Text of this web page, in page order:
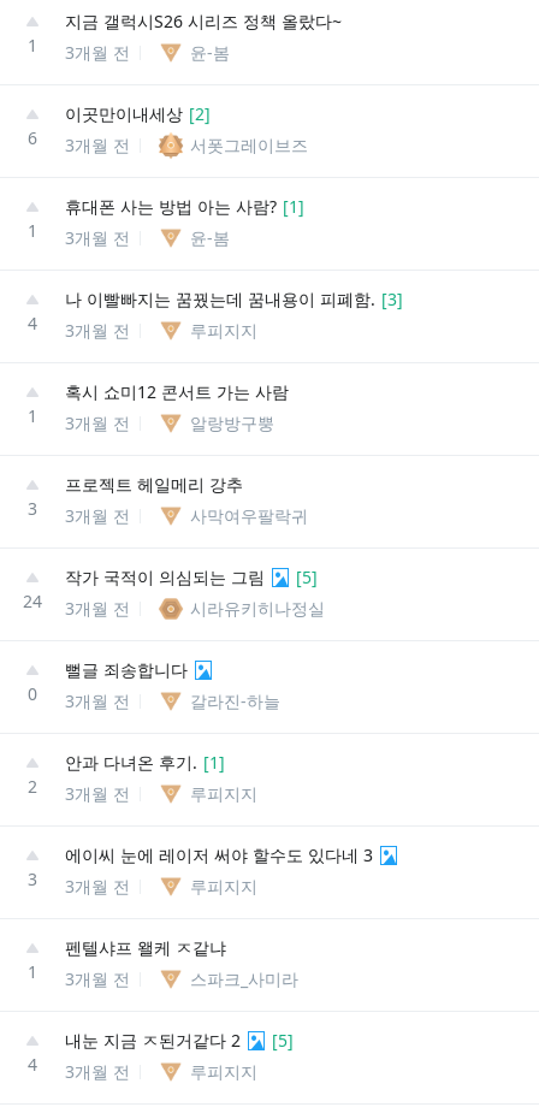
1
지금 갤럭시S26 시리즈 정책 올랐다~
3개월 전
윤-봄
6
이곳만이내세상 [2]
3개월 전
서폿그레이브즈
1
휴대폰 사는 방법 아는 사람? [1]
3개월 전
윤-봄
4
나 이빨빠지는 꿈꿨는데 꿈내용이 피폐함. [3]
3개월 전
루피지지
1
혹시 쇼미12 콘서트 가는 사람
3개월 전
알랑방구뿡
3
프로젝트 헤일메리 강추
3개월 전
사막여우팔락귀
24
작가 국적이 의심되는 그림 [5]
3개월 전
시라유키히나정실
0
뻘글 죄송합니다
3개월 전
갈라진-하늘
2
안과 다녀온 후기. [1]
3개월 전
루피지지
3
에이씨 눈에 레이저 써야 할수도 있다네 3
3개월 전
루피지지
1
펜텔샤프 왤케 ㅈ같냐
3개월 전
스파크_사미라
4
내눈 지금 ㅈ된거같다 2 [5]
3개월 전
루피지지